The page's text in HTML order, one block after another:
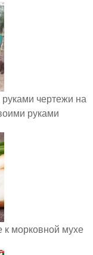
чертежи на
руками
к морковной мухе